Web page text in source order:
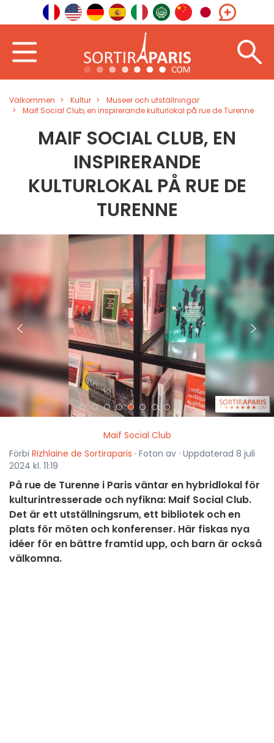
Välkommen Kultur
Museer och utställningar
Maif Social Club, en inspirerande kulturlokal på rue de Turenne
MAIF SOCIAL CLUB, EN
INSPIRERANDE
KULTURLOKAL PÅ RUE DE
TURENNE
< >
Maif Social Club
Förbi Rizhlaine de Sortiraparis · Foton av · Uppdaterad 8 juli
2024 kl. 11:19
På rue de Turenne i Paris väntar en hybridlokal för
kulturintresserade och nyfikna: Maif Social Club.
Det är ett utställningsrum, ett bibliotek och en
plats för möten och konferenser. Här fiskas nya
idéer för en bättre framtid upp, och barn är också
välkomna.